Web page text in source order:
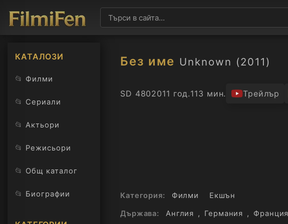
КАТАЛОЗИ
📂 Филми
📂 Сериали
📂 Актьори
📂 Режисьори
📂 Общ каталог
📂 Биографии
Без име Unknown (2011)
SD 4802011 год.113 мин. Трейлър
Категория: Филми
Екшън
Държава:
Англия , Германия , Франция